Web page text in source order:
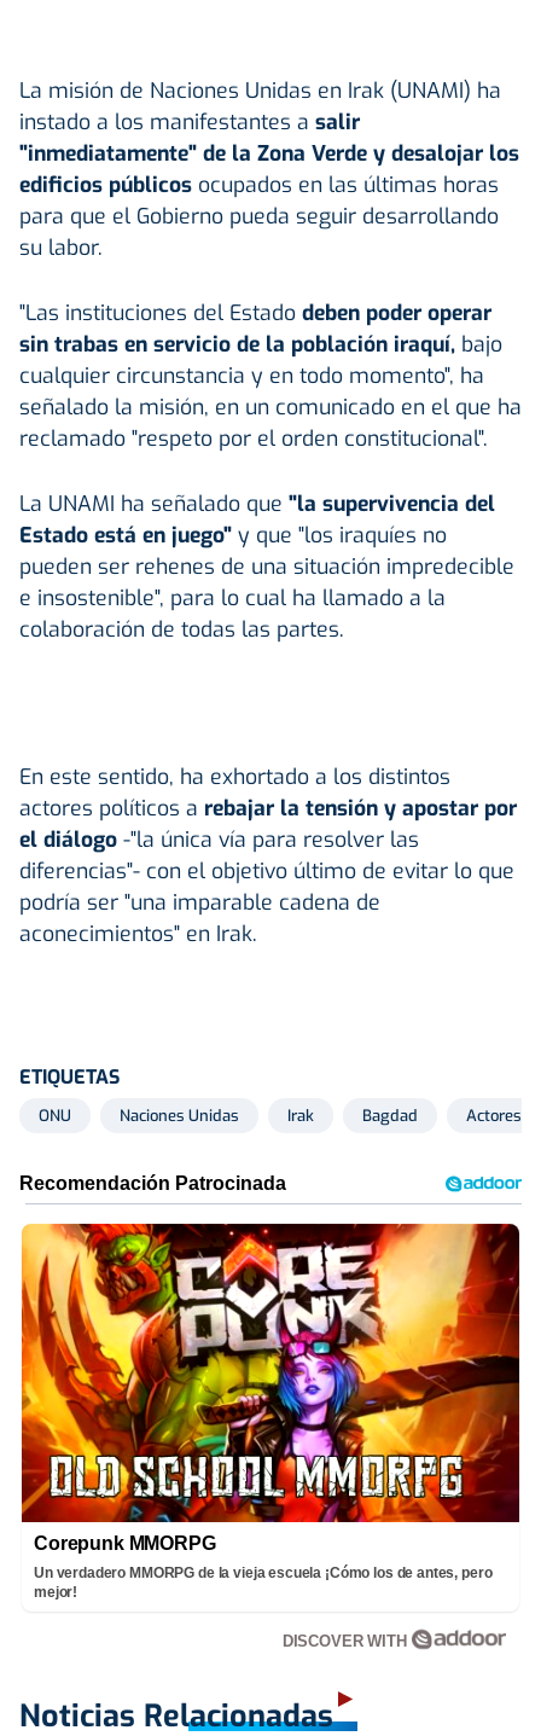
La misión de Naciones Unidas en Irak (UNAMI) ha
instado a los manifestantes a salir
"inmediatamente" de la Zona Verde y desalojar los
edificios públicos ocupados en las últimas horas
para que el Gobierno pueda seguir desarrollando
su labor.
"Las instituciones del Estado deben poder operar
sin trabas en servicio de la población iraquí, bajo
cualquier circunstancia y en todo momento", ha
señalado la misión, en un comunicado en el que ha
reclamado "respeto por el orden constitucional".
La UNAMI ha señalado que "la supervivencia del
Estado está en juego" y que "los iraquíes no
pueden ser rehenes de una situación impredecible
e insostenible", para lo cual ha llamado a la
colaboración de todas las partes.
En este sentido, ha exhortado a los distintos
actores políticos a rebajar la tensión y apostar por
el diálogo -"la única vía para resolver las
diferencias"- con el objetivo último de evitar lo que
podría ser "una imparable cadena de
aconecimientos" en Irak.
ETIQUETAS
ONU Naciones Unidas Irak Bagdad Actores
Corepunk MMORPG
Un verdadero MMORPG de la vieja escuela ¡Cómo los de antes, pero
mejor!
DISCOVER WITH
Noticias Relacionadas